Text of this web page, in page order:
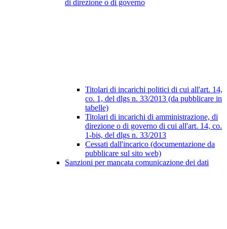
di direzione o di governo
Titolari di incarichi politici di cui all'art. 14,
co. 1, del dlgs n. 33/2013 (da pubblicare in
tabelle)
Titolari di incarichi di amministrazione, di
direzione o di governo di cui all'art. 14, co.
1-bis, del dlgs n. 33/2013
Cessati dall'incarico (documentazione da
pubblicare sul sito web)
Sanzioni per mancata comunicazione dei dati